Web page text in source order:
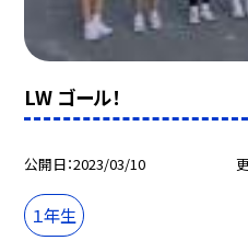
LW ゴール！
公開日 2023/03/10
１年生